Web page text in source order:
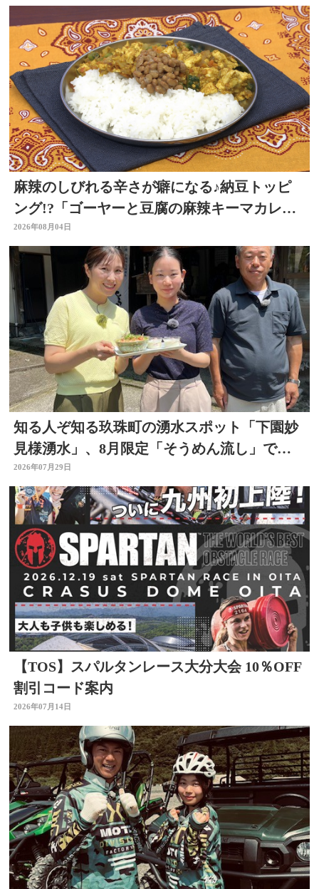
麻辣のしびれる辛さが癖になる♪納豆トッピ
ング!?「ゴーヤーと豆腐の麻辣キーマカレ
ー」～開店！キッチン別府ちゃん～
2026年08月04日
知る人ぞ知る玖珠町の湧水スポット「下園妙
見様湧水」、8月限定「そうめん流し」で涼
を求めて
2026年07月29日
【TOS】スパルタンレース大分大会 10％OFF
割引コード案内
2026年07月14日